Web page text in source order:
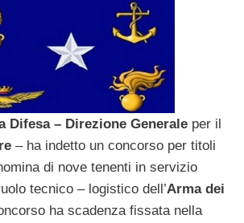
Difesa – Direzione Generale per il
– ha indetto un concorso per titoli
di nove tenenti in servizio
tecnico – logistico dell’Arma dei
ha scadenza fissata nella